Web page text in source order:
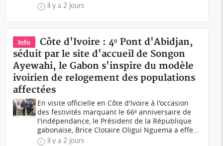
il y a 2 jours
Info
Côte d'Ivoire : 4ᵉ Pont d'Abidjan,
séduit par le site d'accueil de Songon
Ayewahi, le Gabon s'inspire du modèle
ivoirien de relogement des populations
affectées
En visite officielle en Côte d'Ivoire à l'occasion
des festivités marquant le 66ᵉ anniversaire de
l'indépendance, le Président de la République
gabonaise, Brice Clotaire Oligui Nguema a effe...
il y a 2 jours